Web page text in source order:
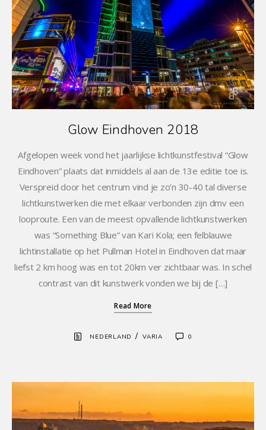
Glow Eindhoven 2018
Afgelopen week vond het jaarlijkse lichtkunstfestival “Glow
Eindhoven” plaats dat inmiddels al aan de 13e editie toe is.
Verspreid door het centrum vind je zo’n 30-40 tal diverse
lichtkunstwerken die met elkaar verbonden zijn dmv een
looproute. Een van de meest opvallende lichtkunstwerken
was “Something Blue” van Kari Kola; een felblauwe
lichtinstallatie op het Pullman Hotel in Eindhoven dat maar
liefst 2 km hoog was en tot 20km ver zichtbaar was. In schel
contrast van dit kunstwerk vonden we bij de […]
Read More
NEDERLAND /VARIA 0